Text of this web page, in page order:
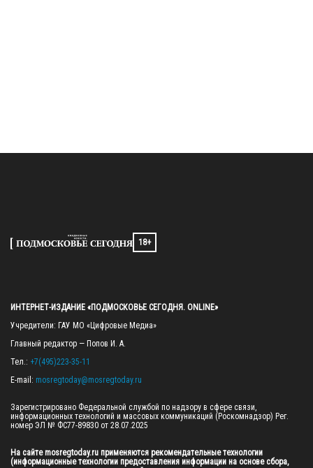
18+
ИНТЕРНЕТ-ИЗДАНИЕ «ПОДМОСКОВЬЕ СЕГОДНЯ. ONLINE»
Учредители: ГАУ МО «Цифровые Медиа»
Главный редактор — Попов И. А.
Тел.: +7(495)223-35-11
E-mail: mosregtoday@mosregtoday.ru
Зарегистрировано Федеральной службой по надзору в сфере связи,
информационных технологий и массовых коммуникаций (Роскомнадзор) Рег.
номер ЭЛ № ФС77-89830 от 28.07.2025
На сайте mosregtoday.ru применяются рекомендательные технологии
(информационные технологии предоставления информации на основе сбора,